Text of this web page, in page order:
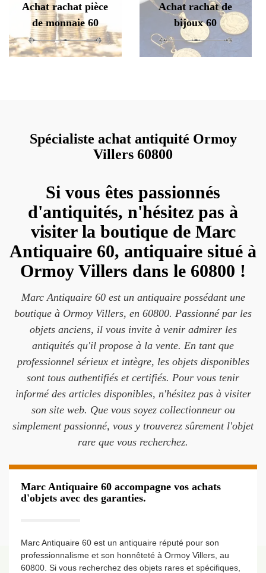
Achat rachat pièce
de monnaie 60
Achat rachat de
bijoux 60
Spécialiste achat antiquité Ormoy
Villers 60800
Si vous êtes passionnés
d'antiquités, n'hésitez pas à
visiter la boutique de Marc
Antiquaire 60, antiquaire situé à
Ormoy Villers dans le 60800 !
Marc Antiquaire 60 est un antiquaire possédant une
boutique à Ormoy Villers, en 60800. Passionné par les
objets anciens, il vous invite à venir admirer les
antiquités qu'il propose à la vente. En tant que
professionnel sérieux et intègre, les objets disponibles
sont tous authentifiés et certifiés. Pour vous tenir
informé des articles disponibles, n'hésitez pas à visiter
son site web. Que vous soyez collectionneur ou
simplement passionné, vous y trouverez sûrement l'objet
rare que vous recherchez.
Marc Antiquaire 60 accompagne vos achats
d'objets avec des garanties.
Marc Antiquaire 60 est un antiquaire réputé pour son
professionnalisme et son honnêteté à Ormoy Villers, au
60800. Si vous recherchez des objets rares et spécifiques,